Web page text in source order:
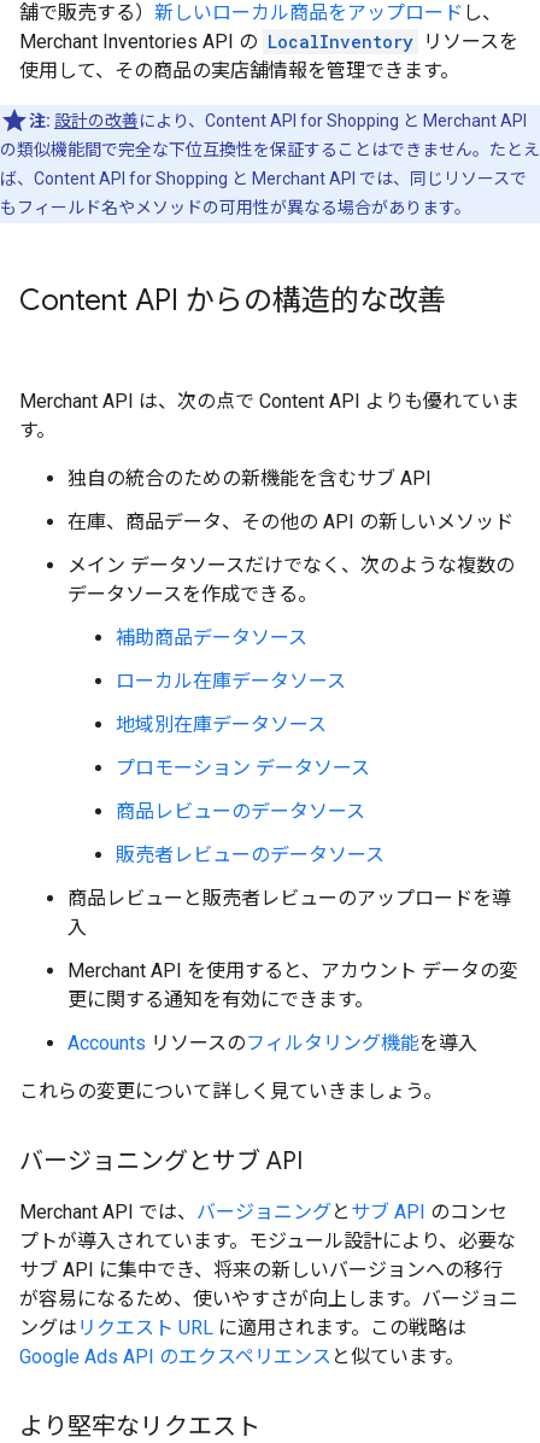
舗で販売する） 新しいローカル商品をアップロード し、
Merchant Inventories API の LocalInventory リソースを
使用して、その商品の実店舗情報を管理できます。
注: 設計の改善により、Content API for Shopping と Merchant API
の類似機能間で完全な下位互換性を保証することはできません。たとえ
ば、Content API for Shopping と Merchant API では、同じリソースで
もフィールド名やメソッドの可用性が異なる場合があります。
Content API からの構造的な改善
Merchant API は、次の点で Content API よりも優れていま
す。
独自の統合のための新機能を含むサブ API
在庫、商品データ、その他の API の新しいメソッド
メイン データソースだけでなく、次のような複数の
データソースを作成できる。
補助商品データソース
ローカル在庫データソース
地域別在庫データソース
プロモーション データソース
商品レビューのデータソース
販売者レビューのデータソース
商品レビューと販売者レビューのアップロードを導
入
Merchant API を使用すると、アカウント データの変
更に関する通知を有効にできます。
Accounts リソースのフィルタリング機能を導入
これらの変更について詳しく見ていきましょう。
バージョニングとサブ API
Merchant API では、 バージョニングと サブ API のコンセ
プトが導入されています。モジュール設計により、必要な
サブ API に集中でき、将来の新しいバージョンへの移行
が容易になるため、使いやすさが向上します。バージョニ
ングは リクエスト URL に適用されます。この戦略は
Google Ads API のエクスペリエンス と似ています。
より堅牢なリクエスト